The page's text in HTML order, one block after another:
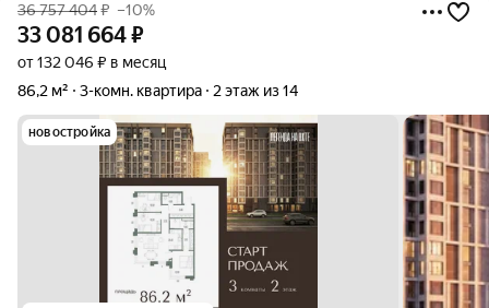
36 757 404₽ –10%
33 081 664₽
от 132 046 ₽ в месяц
86,2 м²
3-комн. квартира 2 этаж из 14
новостройка